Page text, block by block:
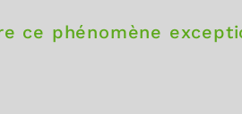
ce phénomène